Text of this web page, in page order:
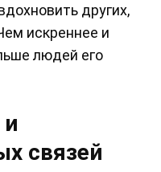
других,
искреннее и
людей его
связей